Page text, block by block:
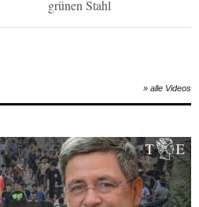
grünen Stahl
» alle Videos